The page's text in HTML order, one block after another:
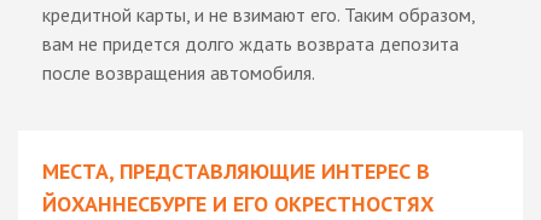
кредитной карты, и не взимают его. Таким образом,
вам не придется долго ждать возврата депозита
после возвращения автомобиля.
МЕСТА, ПРЕДСТАВЛЯЮЩИЕ ИНТЕРЕС В
ЙОХАННЕСБУРГЕ И ЕГО ОКРЕСТНОСТЯХ